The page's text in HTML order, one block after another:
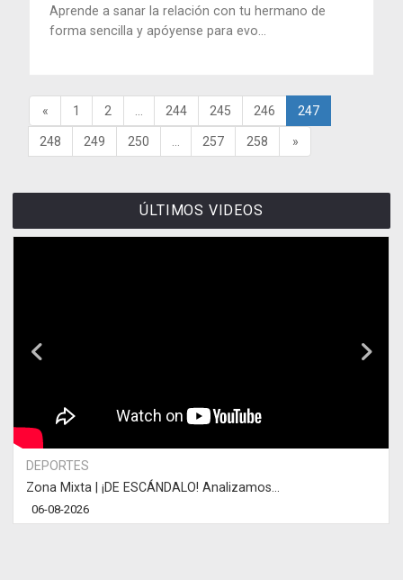
Aprende a sanar la relación con tu hermano de
forma sencilla y apóyense para evo...
« 1 2 244 245 246 247
248 249 250 257 258 »
ÚLTIMOS VIDEOS
DEPORTES
Zona Mixta | ¡DE ESCÁNDALO! Analizamos...
06-08-2026